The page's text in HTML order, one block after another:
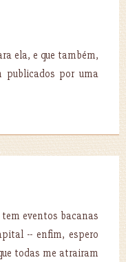
ela, e que também,
publicados por uma
eventos bacanas
-- enfim, espero
todas me atrairam